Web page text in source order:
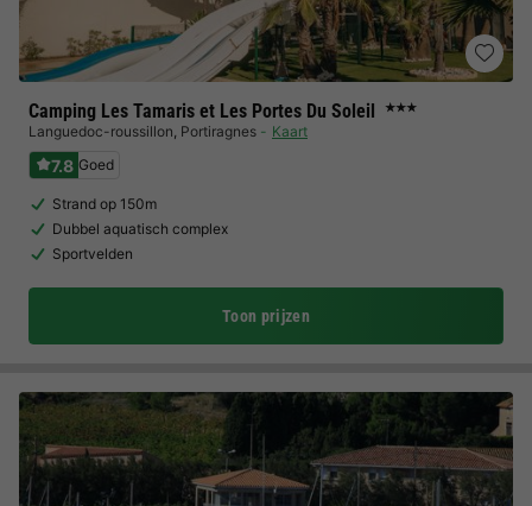
Camping Les Tamaris et Les Portes Du Soleil ★★★
Languedoc-roussillon, Portiragnes Kaart
7.8 Goed
Strand op 150m
Dubbel aquatisch complex
Sportvelden
Toon prijzen